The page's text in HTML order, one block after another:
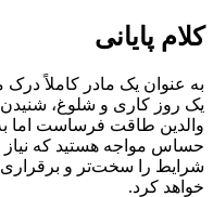
کلام پایانی
به عنوان یک مادر کاملاً
یک روز کاری و شلوغ،
والدین طاقت فرساست اما
حساس مواجه هستید که نیاز
شرایط را سخت‌تر و
خواهد کرد.